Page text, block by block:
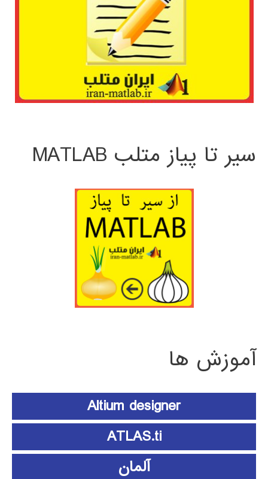
سیر تا پیاز متلب MATLAB
آموزش ها
Altium designer
ATLAS.ti
آلمان